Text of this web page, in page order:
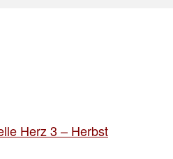
Herz 3 – Herbst